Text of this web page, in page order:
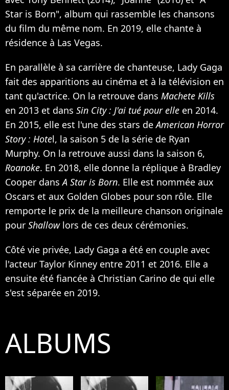
Star is Born", album qui rassemble les chansons
du film du même nom. En 2019, elle chante à
résidence à Las Vegas.
En parallèle à sa carrière de chanteuse, Lady Gaga
fait des apparitions au cinéma et à la télévision en
tant qu'actrice. On la retrouve dans Machete Kills
en 2013 et dans Sin City : J'ai tué pour elle en 2014.
En 2015, elle est l'une des stars deAmerican Horror
Story : Hotel, la saison 5 de la série de Ryan
Murphy. On la retrouve aussi dans la saison 6,
Roanoke. En 2018, elle donne la réplique à Bradley
Cooper dansA Star is Born. Elle est nommée aux
Oscars et aux Golden Globes pour son rôle. Elle
remporte le prix de la meilleure chanson originale
pour Shallowlors de ces deux cérémonies.
Côté vie privée, Lady Gaga a été en couple avec
l'acteur Taylor Kinney entre 2011 et 2016. Elle a
ensuite été fiancée à Christian Carino de qui elle
s'est séparée en 2019.
ALBUMS